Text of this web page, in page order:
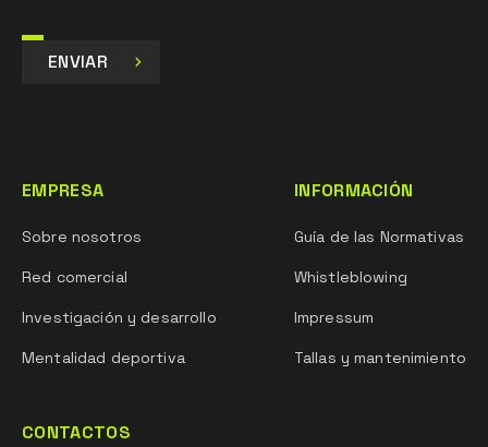
ENVIAR
EMPRESA
Sobre nosotros
Red comercial
Investigación y desarrollo
Mentalidad deportiva
INFORMACIÓN
Guía de las Normativas
Whistleblowing
Impressum
Tallas y mantenimiento
CONTACTOS